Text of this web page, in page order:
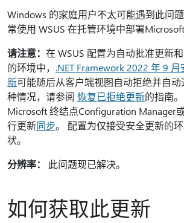
Windows 的家庭用户不太可能遇到此问
常使用 WSUS 在托管环境中部署Microsoft
请注意： 在 WSUS 配置为自动批准更新
的环境中， .NET Framework 2022 年 9
新可能随后从客户端视图自动拒绝并自
种情况，请参阅 恢复已拒绝更新的指南
Microsoft 终结点Configuration Manager
行更新同步。 配置为仅接受安全更新的
状。
分辨率：
此问题现已解决。
如何获取此更新